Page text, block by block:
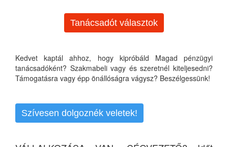
Tanácsadót választok
Kedvet kaptál ahhoz, hogy kipróbáld Magad pénzügyi
tanácsadóként? Szakmabeli vagy és szeretnél kiteljesedni?
Támogatásra vagy épp önállóságra vágysz? Beszélgessünk!
Szívesen dolgoznék veletek!